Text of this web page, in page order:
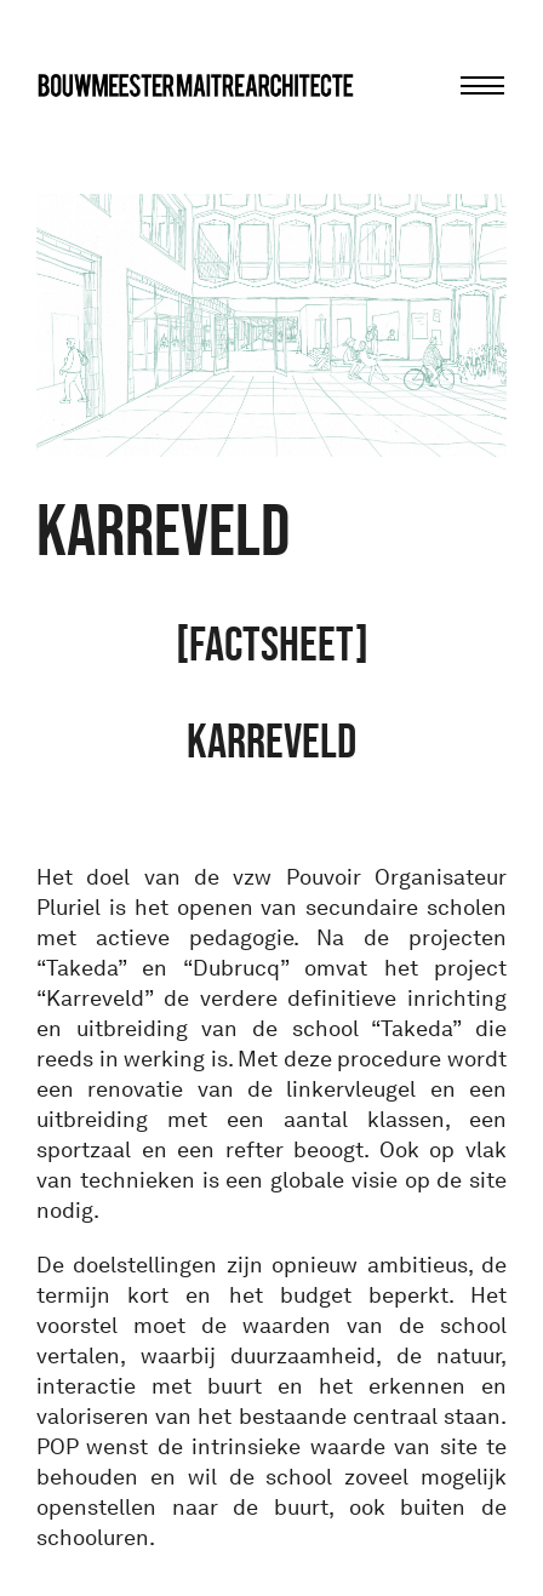
bma
KARREVELD
[FACTSHEET]
KARREVELD
Het doel van de vzw Pouvoir Organisateur
Pluriel is het openen van secundaire scholen
met actieve pedagogie. Na de projecten
“Takeda” en “Dubrucq” omvat het project
“Karreveld” de verdere definitieve inrichting
en uitbreiding van de school “Takeda” die
reeds in werking is. Met deze procedure wordt
een renovatie van de linkervleugel en een
uitbreiding met een aantal klassen, een
sportzaal en een refter beoogt. Ook op vlak
van technieken is een globale visie op de site
nodig.
De doelstellingen zijn opnieuw ambitieus, de
termijn kort en het budget beperkt. Het
voorstel moet de waarden van de school
vertalen, waarbij duurzaamheid, de natuur,
interactie met buurt en het erkennen en
valoriseren van het bestaande centraal staan.
POP wenst de intrinsieke waarde van site te
behouden en wil de school zoveel mogelijk
openstellen naar de buurt, ook buiten de
schooluren.